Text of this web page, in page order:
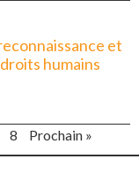
et
humains
8 Prochain »